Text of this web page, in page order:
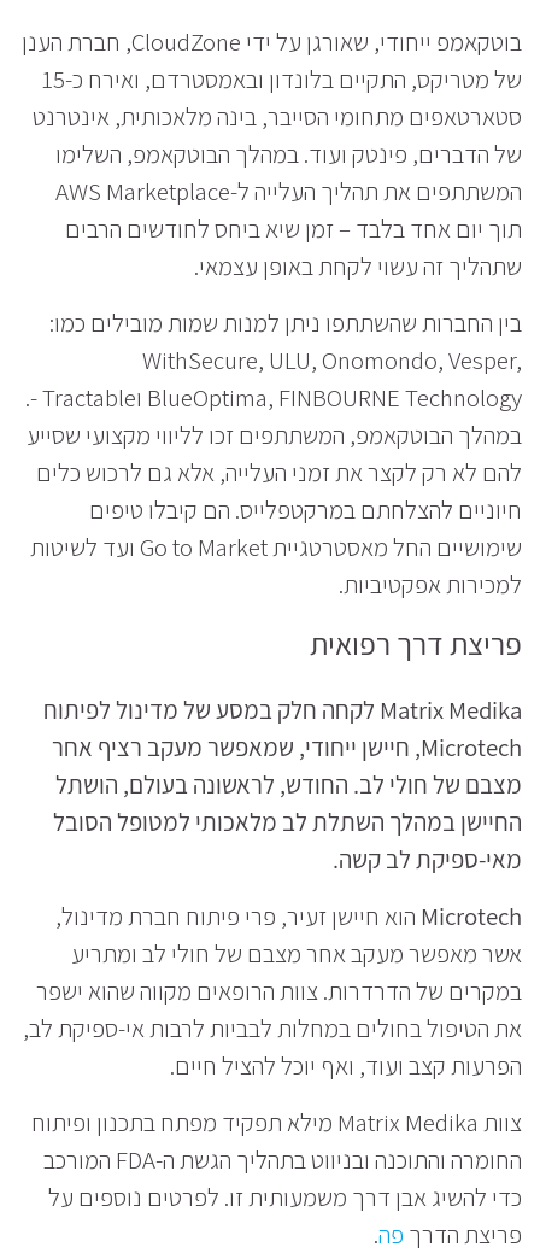
בוטקאמפ ייחודי, שאורגן על ידי CloudZone, חברת הענן
של מטריקס, התקיים בלונדון ובאמסטרדם, ואירח כ-15
סטארטאפים מתחומי הסייבר, בינה מלאכותית, אינטרנט
של הדברים, פינטק ועוד. במהלך הבוטקאמפ, השלימו
המשתתפים את תהליך העלייה ל-AWS Marketplace
תוך יום אחד בלבד – זמן שיא ביחס לחודשים הרבים
שתהליך זה עשוי לקחת באופן עצמאי.
בין החברות שהשתתפו ניתן למנות שמות מובילים כמו:
WithSecure, ULU, Onomondo, Vesper,
BlueOptima, FINBOURNE Technology וTractable -.
במהלך הבוטקאמפ, המשתתפים זכו לליווי מקצועי שסייע
להם לא רק לקצר את זמני העלייה, אלא גם לרכוש כלים
חיוניים להצלחתם במרקטפלייס. הם קיבלו טיפים
שימושיים החל מאסטרטגיית Go to Market ועד לשיטות
למכירות אפקטיביות.
פריצת דרך רפואית
Matrix Medika לקחה חלק במסע של מדינול לפיתוח
Microtech, חיישן ייחודי, שמאפשר מעקב רציף אחר
מצבם של חולי לב. החודש, לראשונה בעולם, הושתל
החיישן במהלך השתלת לב מלאכותי למטופל הסובל
מאי-ספיקת לב קשה.
Microtech הוא חיישן זעיר, פרי פיתוח חברת מדינול,
אשר מאפשר מעקב אחר מצבם של חולי לב ומתריע
במקרים של הדרדרות. צוות הרופאים מקווה שהוא ישפר
את הטיפול בחולים במחלות לבביות לרבות אי-ספיקת לב,
הפרעות קצב ועוד, ואף יוכל להציל חיים.
צוות Matrix Medika מילא תפקיד מפתח בתכנון ופיתוח
החומרה והתוכנה ובניווט בתהליך הגשת ה-FDA המורכב
כדי להשיג אבן דרך משמעותית זו. לפרטים נוספים על
פריצת הדרך פה.